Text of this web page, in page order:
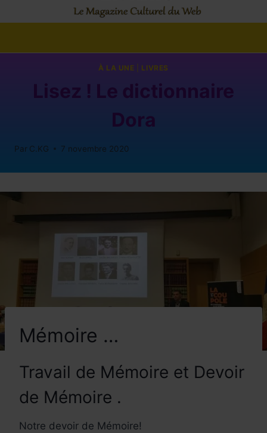
À LA UNE LIVRES
Dora
Par C.KG 7 novembre 2020
Mémoire …
Travail de Mémoire et Devoir
de Mémoire .
Notre devoir de Mémoire!